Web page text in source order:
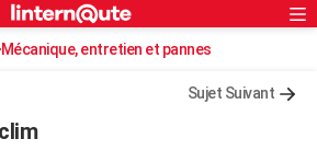
Rechercher
S'inscrire
Connexion
Mécanique, entretien et pannes
Sujet Suivant